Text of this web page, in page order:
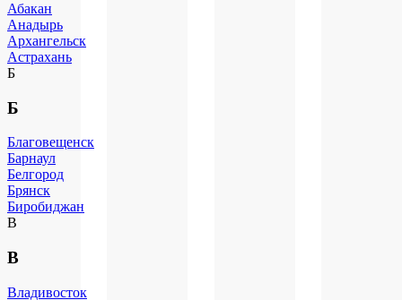
Абакан
Анадырь
Архангельск
Астрахань
Б
Б
Благовещенск
Барнаул
Белгород
Брянск
Биробиджан
В
В
Владивосток